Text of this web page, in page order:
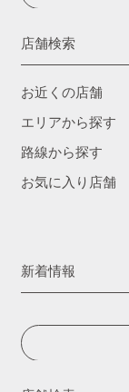
店舗検索
お近くの店舗
エリアから探す
路線から探す
お気に入り店舗
新着情報